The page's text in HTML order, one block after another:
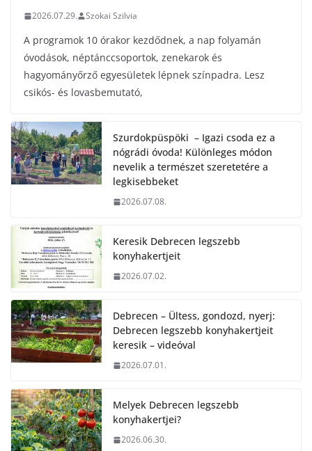
2026.07.29. Szokai Szilvia
A programok 10 órakor kezdődnek, a nap folyamán
óvodások, néptánccsoportok, zenekarok és
hagyományőrző egyesületek lépnek színpadra. Lesz
csikós- és lovasbemutató,
Szurdokpüspöki – Igazi csoda ez a
nógrádi óvoda! Különleges módon
nevelik a természet szeretetére a
legkisebbeket
2026.07.08.
Keresik Debrecen legszebb
konyhakertjeit
2026.07.02.
Debrecen – Ültess, gondozd, nyerj:
Debrecen legszebb konyhakertjeit
keresik – videóval
2026.07.01.
Melyek Debrecen legszebb
konyhakertjei?
2026.06.30.